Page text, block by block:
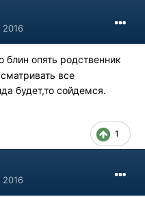
2016
блин опять родственник
все
будет,то сойдемся.
1
2016